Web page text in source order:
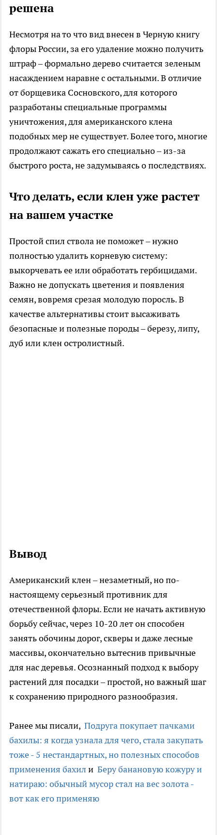
решена
Несмотря на то что вид внесен в Черную книгу
флоры России, за его удаление можно получить
штраф – формально дерево считается зеленым
насаждением наравне с остальными. В отличие
от борщевика Сосновского, для которого
разработаны специальные программы
уничтожения, для американского клена
подобных мер не существует. Более того, многие
продолжают сажать его специально – из-за
быстрого роста, не задумываясь о последствиях.
Что делать, если клен уже растет
на вашем участке
Простой спил ствола не поможет – нужно
полностью удалить корневую систему:
выкорчевать ее или обработать гербицидами.
Важно не допускать цветения и появления
семян, вовремя срезая молодую поросль. В
качестве альтернативы стоит высаживать
безопасные и полезные породы – березу, липу,
дуб или клен остролистный.
Вывод
Американский клен – незаметный, но по-
настоящему серьезный противник для
отечественной флоры. Если не начать активную
борьбу сейчас, через 10-20 лет он способен
занять обочины дорог, скверы и даже лесные
массивы, окончательно вытеснив привычные
для нас деревья. Осознанный подход к выбору
растений для посадки – простой, но важный шаг
к сохранению природного разнообразия.
Ранее мы писали, Подруга покупает пачками
бахилы: я когда узнала для чего, стала закупать
тоже - 5 нестандартных, но полезных способов
применения бахил и Беру банановую кожуру и
натираю: обычный мусор стал на вес золота -
вот как его применяю